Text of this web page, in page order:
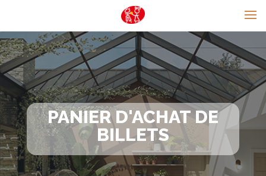
PANIER D'ACHAT DE
BILLETS